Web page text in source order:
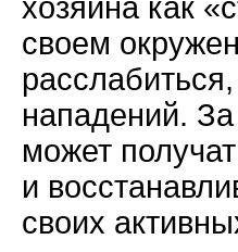
хозяина как
своем
нападений. За
может
и
своих